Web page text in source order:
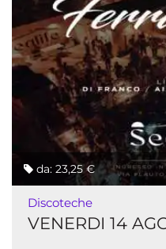
da: 23,25 €
Discoteche
VENERDI 14